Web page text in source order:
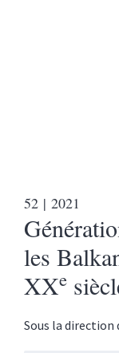
52 | 2021
les
XXe
Sous la direction